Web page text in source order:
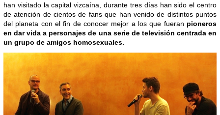
han visitado la capital vizcaína, durante tres días han sido el centro
de atención de cientos de fans que han venido de distintos puntos
del planeta con el fin de conocer mejor a los que fueran pioneros
en dar vida a personajes de una serie de televisión centrada en
un grupo de amigos homosexuales.